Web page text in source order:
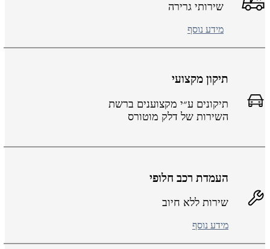
שירותי גרירה
מידע נוסף
תיקון מקצועי
תיקונים ע״י מקצוענים ברשת
השירות של דלק מוטורס
העמדת רכב חלופי
שירות ללא חיוב
מידע נוסף